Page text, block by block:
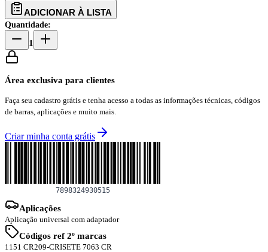
ADICIONAR À LISTA
Quantidade:
1
Área exclusiva para clientes
Faça seu cadastro grátis e tenha acesso a todas as informações técnicas, códigos
de barras, aplicações e muito mais.
Criar minha conta grátis
Aplicações
Aplicação universal com adaptador
Códigos ref 2º marcas
1151 CR209-CRISETE 7063 CR